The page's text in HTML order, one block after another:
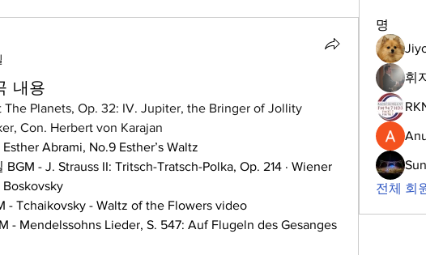
내용
The Planets, Op. 32: IV. Jupiter, the Bringer of Jollity
Con. Herbert von Karajan
Esther Abrami, No.9 Esther’s Waltz
- J. Strauss II: Tritsch-Tratsch-Polka, Op. 214 · Wiener
Boskovsky
- Tchaikovsky - Waltz of the Flowers video
- Mendelssohns Lieder, S. 547: Auf Flugeln des Gesanges
명
휘
전체 회